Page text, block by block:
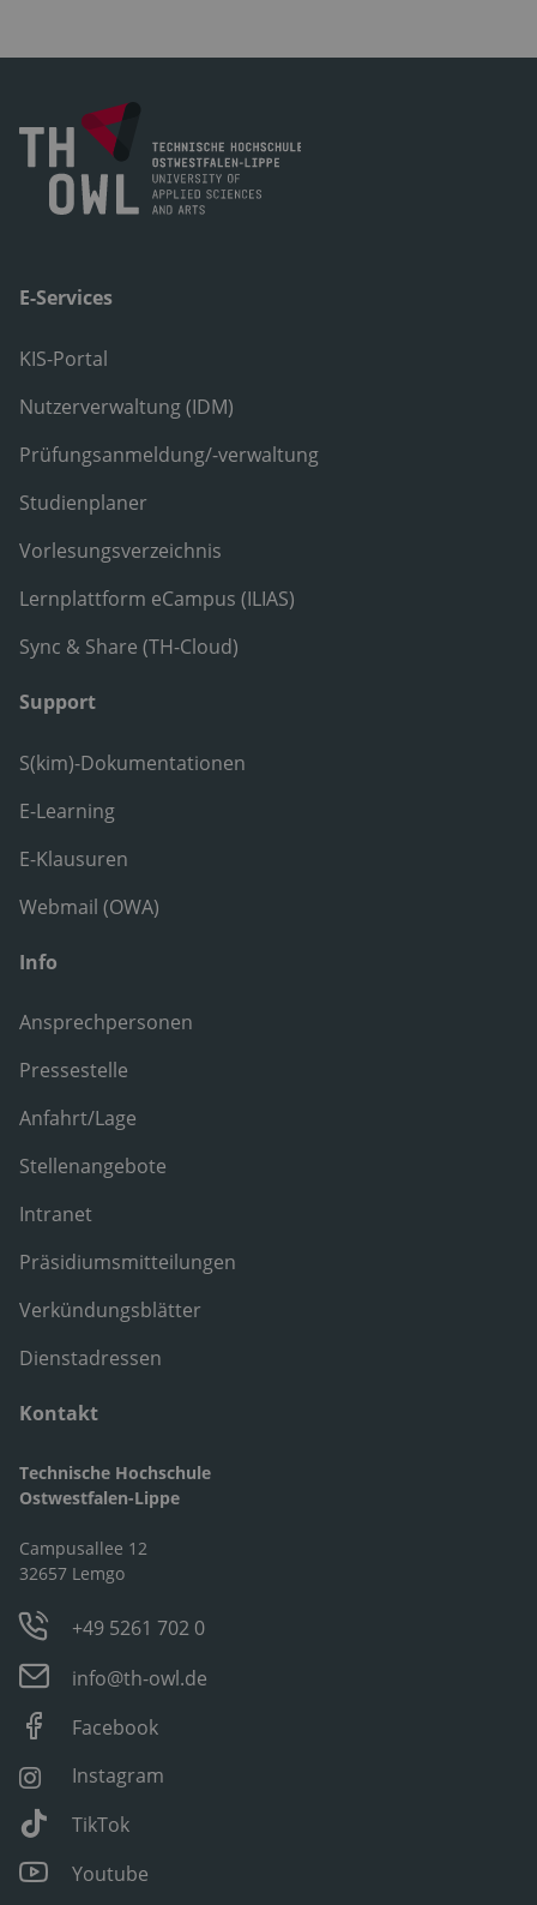
E-Services
KIS-Portal
Nutzerverwaltung (IDM)
Prüfungsanmeldung/-verwaltung
Studienplaner
Vorlesungsverzeichnis
Lernplattform eCampus (ILIAS)
Sync & Share (TH-Cloud)
Support
S(kim)-Dokumentationen
E-Learning
E-Klausuren
Webmail (OWA)
Info
Ansprechpersonen
Pressestelle
Anfahrt/Lage
Stellenangebote
Intranet
Präsidiumsmitteilungen
Verkündungsblätter
Dienstadressen
Kontakt
Technische Hochschule
Ostwestfalen-Lippe
Campusallee 12
32657 Lemgo
+49 5261 702 0
info@th-owl.de
Facebook
Instagram
TikTok
Youtube